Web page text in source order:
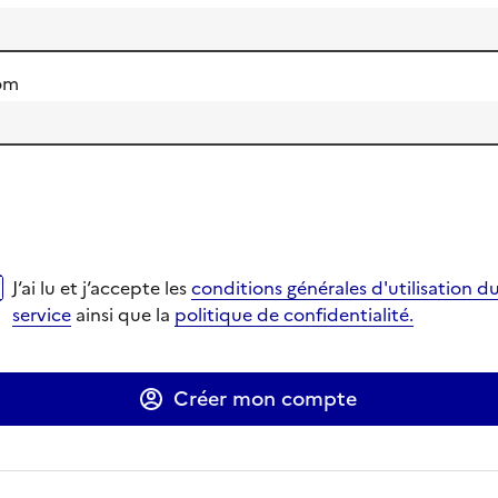
lu et j‘accepte lesconditions générales d'utilisation du
dans un nouvel onglet
dans un nouvel onglet
J‘ai lu et j‘accepte lesconditions générales d'utilisation du
service ainsi que la politique de confidentialité.
Créer mon compte